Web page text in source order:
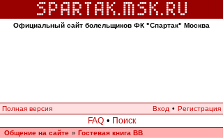
Официальный сайт болельщиков ФК "Спартак" Москва
Полная версия Вход • Регистрация
FAQ • Поиск
Общение на сайте » Гостевая книга ВВ